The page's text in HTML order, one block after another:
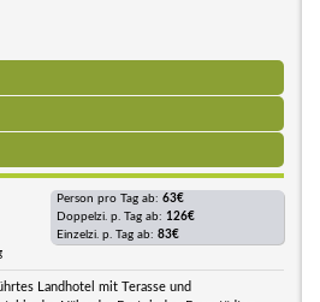
Person pro Tag ab: 63€
Doppelzi. p. Tag ab: 126€
Einzelzi. p. Tag ab: 83€
Landhotel mit Terasse und